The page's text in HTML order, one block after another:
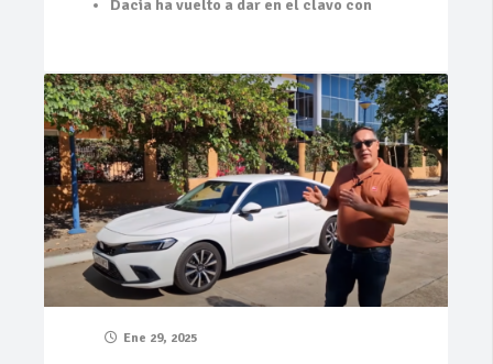
Dacia ha vuelto a dar en el clavo con
Ene 29, 2025